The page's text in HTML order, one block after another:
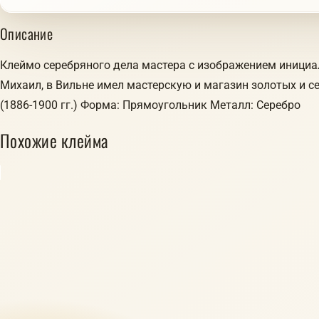
Описание
Клеймо серебряного дела мастера с изображением
Михаил, в Вильне имел мастерскую и магазин золотых и
(1886-1900 гг.) Форма: Прямоугольник Металл: Серебро
Похожие клейма